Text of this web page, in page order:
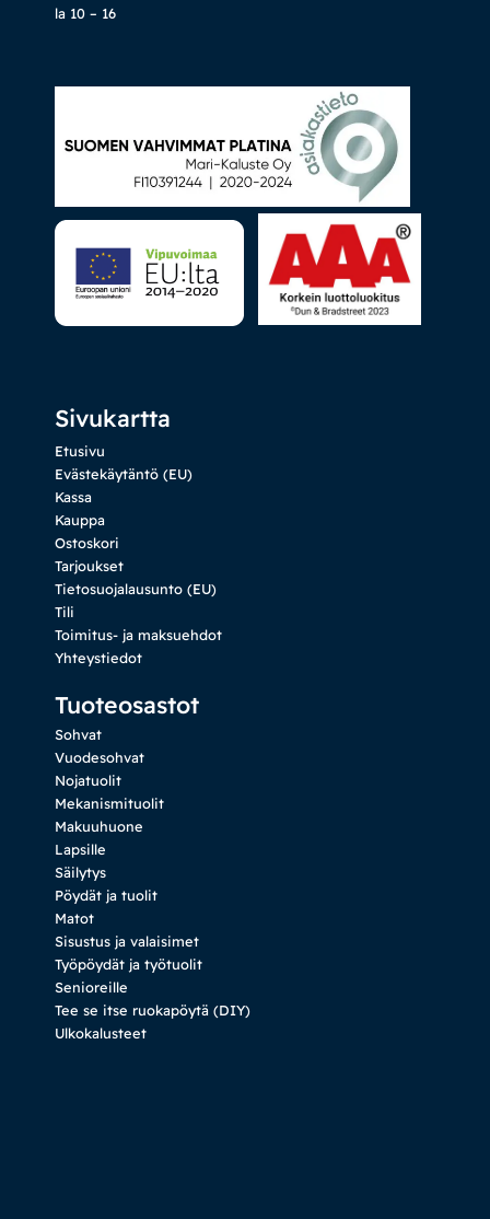
la 10 – 16
Sivukartta
Etusivu
Evästekäytäntö (EU)
Kassa
Kauppa
Ostoskori
Tarjoukset
Tietosuojalausunto (EU)
Tili
Toimitus- ja maksuehdot
Yhteystiedot
Tuoteosastot
Sohvat
Vuodesohvat
Nojatuolit
Mekanismituolit
Makuuhuone
Lapsille
Säilytys
Pöydät ja tuolit
Matot
Sisustus ja valaisimet
Työpöydät ja työtuolit
Senioreille
Tee se itse ruokapöytä (DIY)
Ulkokalusteet